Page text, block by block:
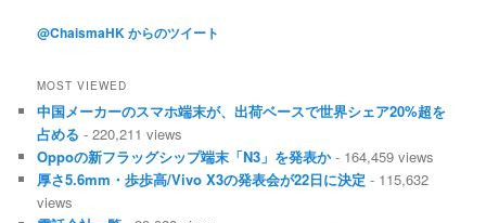
@ChaismaHK からのツイート
MOST VIEWED
中国メーカーのスマホ端末が、出荷ベースで世界シェア20%超を
占める - 220,211 views
Oppoの新フラッグシップ端末「N3」を発表か- 164,459 views
厚さ5.6mm・歩歩高/Vivo X3の発表会が22日に決定 - 115,632
views